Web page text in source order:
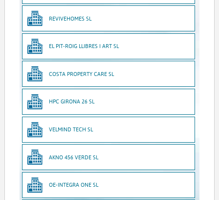
REVIVEHOMES SL
EL PIT-ROIG LLIBRES I ART SL
COSTA PROPERTY CARE SL
HPC GIRONA 26 SL
VELMIND TECH SL
AKNO 456 VERDE SL
OE-INTEGRA ONE SL